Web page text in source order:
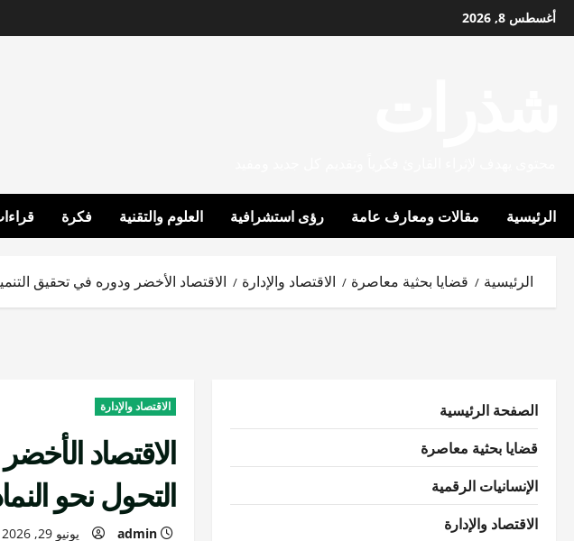
تخطي
إلى
أغسطس 8, 2026
الرئيسية مقالات ومعارف عامة رؤى استشرافية العلوم والتقنية فكرة
الرئيسية قضايا بحثية معاصرة الاقتصاد والإدارة الاقتصاد الأخضر ودوره في تحقيق
الاقتصاد والإدارة
الاقتصاد
التحول نحو
admin يونيو 29, 2026
الصفحة الرئيسية
قضايا بحثية معاصرة
الإنسانيات الرقمية
الاقتصاد والإدارة